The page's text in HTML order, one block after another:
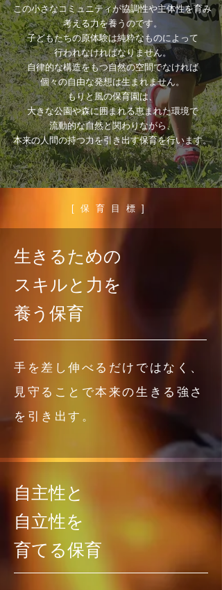
この小さなコミュニティが協調性や主体性を育み
考える力を養うのです。
子どもたちの原体験は純粋なものによって
行われなければなりません。
自律的な構造をもつ自然の空間でなければ
個々の自由な発想は生まれません。
もりと風の保育園は、
大きな公園や森に囲まれる恵まれた環境で
流動的な自然と関わりながら、
本来の人間の持つ力を引き出す保育を行います。
[保育目標]
生きるための
スキルと力を
養う保育
手を差し伸べるだけではなく、
見守ることで本来の生きる強さ
を引き出す。
自主性と
自立性を
育てる保育